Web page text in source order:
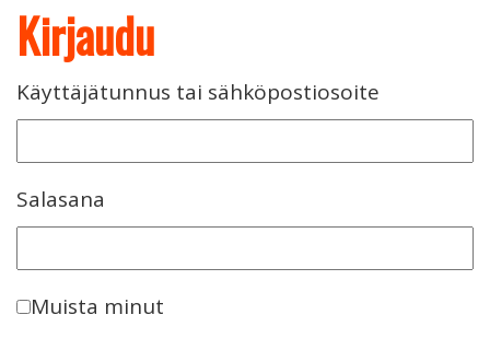
Kirjaudu
Käyttäjätunnus tai sähköpostiosoite
Salasana
Muista minut